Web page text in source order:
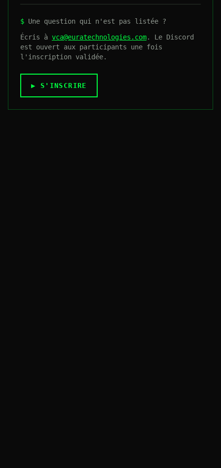
$ Une question qui n'est pas listée ?
Écris à vca@euratechnologies.com. Le Discord
est ouvert aux participants une fois
l'inscription validée.
▶ S'INSCRIRE